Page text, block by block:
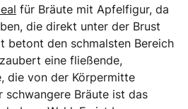
für Bräute mit Apfelfigur, da
die direkt unter der Brust
betont den schmalsten Bereich
eine fließende,
die von der Körpermitte
schwangere Bräute ist das